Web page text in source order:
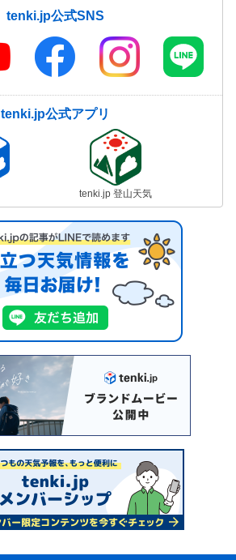
tenki.jp公式SNS
tenki.jp公式アプリ
tenki.jp 登山天気